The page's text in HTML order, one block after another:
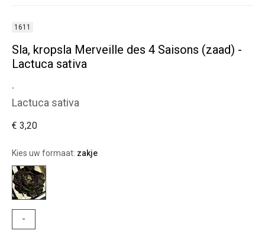
1611
Sla, kropsla Merveille des 4 Saisons (zaad) -
Lactuca sativa
.
Lactuca sativa
€ 3,20
Kies uw formaat: zakje
-